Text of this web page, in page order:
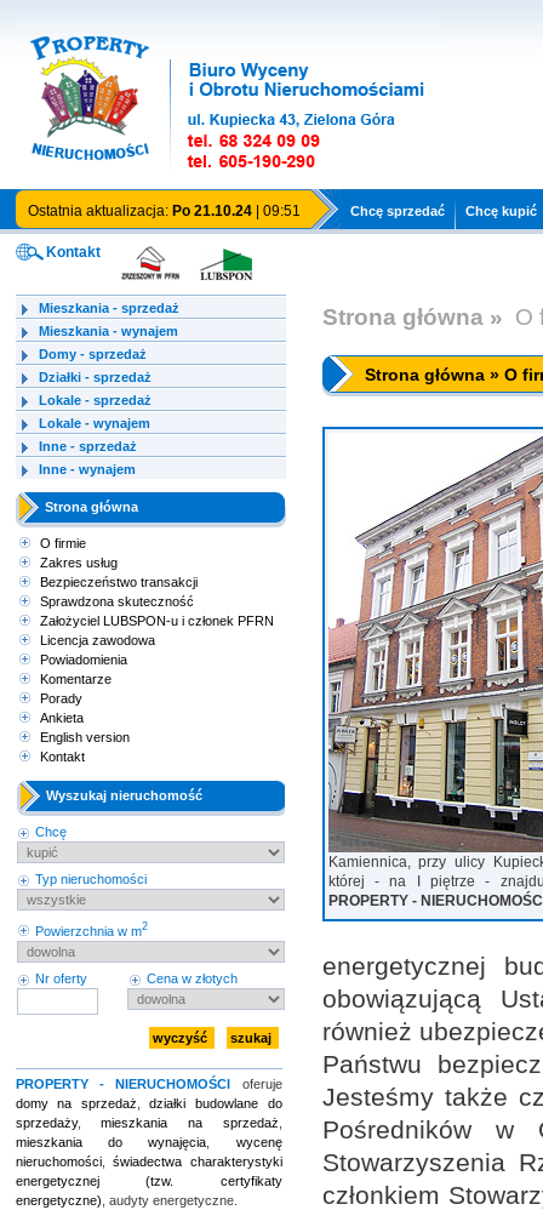
Kontakt
Mieszkania - sprzedaż
Mieszkania - wynajem
Domy - sprzedaż
Działki - sprzedaż
Lokale - sprzedaż
Lokale - wynajem
Inne - sprzedaż
Inne - wynajem
Strona główna
O firmie
Zakres usług
Bezpieczeństwo transakcji
Sprawdzona skuteczność
Założyciel LUBSPON-u i członek PFRN
Licencja zawodowa
Powiadomienia
Komentarze
Porady
Ankieta
English version
Kontakt
Wyszukaj nieruchomość
Chcę
Typ nieruchomości
Powierzchnia w m2
Nr oferty Cena w złotych
PROPERTY - NIERUCHOMOŚCI oferuje
domy na sprzedaż ,działki budowlane do
sprzedaży,mieszkania na sprzedaż
mieszkania do wynajęcia
wycenę
nieruchomości, świadectwa charakterystyki
energetycznej (tzw. certyfikaty
energetyczne) , audyty energetyczne.
Strona główna » O
Strona główna » O
Kamiennica, przy ulicy
której - na I piętrze -
PROPERTY -
energetycznej
obowiązującą
również
Państwu
Jesteśmy także
Pośredników w
Stowarzyszenia
członkiem
Ostatnia aktualizacja: Po 21.10.24| 09:51 Chcę sprzedać Chcę kupić